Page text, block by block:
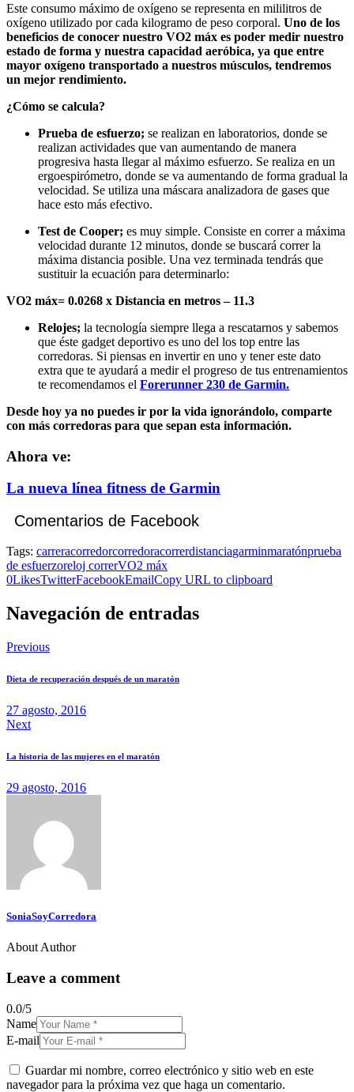
Este consumo máximo de oxígeno se representa en mililitros de
oxígeno utilizado por cada kilogramo de peso corporal. Uno de los
beneficios de conocer nuestro VO2 máx es poder medir nuestro
estado de forma y nuestra capacidad aeróbica, ya que entre
mayor oxígeno transportado a nuestros músculos, tendremos
un mejor rendimiento.
¿Cómo se calcula?
Prueba de esfuerzo; se realizan en laboratorios, donde se
realizan actividades que van aumentando de manera
progresiva hasta llegar al máximo esfuerzo. Se realiza en un
ergoespirómetro, donde se va aumentando de forma gradual la
velocidad. Se utiliza una máscara analizadora de gases que
hace esto más efectivo.
Test de Cooper; es muy simple. Consiste en correr a máxima
velocidad durante 12 minutos, donde se buscará correr la
máxima distancia posible. Una vez terminada tendrás que
sustituir la ecuación para determinarlo:
VO2 máx= 0.0268 x Distancia en metros – 11.3
Relojes; la tecnología siempre llega a rescatarnos y sabemos
que éste gadget deportivo es uno del los top entre las
corredoras. Si piensas en invertir en uno y tener este dato
extra que te ayudará a medir el progreso de tus entrenamientos
te recomendamos el Forerunner 230 de Garmin.
Desde hoy ya no puedes ir por la vida ignorándolo, comparte
con más corredoras para que sepan esta información.
Ahora ve:
La nueva línea fitness de Garmin
Comentarios de Facebook
Tags: carreracorredorcorredoracorrerdistanciagarminmaratónprueba
de esfuerzoreloj correrVO2 máx
0LikesTwitterFacebookEmailCopy URL to clipboard
Navegación de entradas
Previous
Dieta de recuperación después de un maratón
27 agosto, 2016
Next
La historia de las mujeres en el maratón
29 agosto, 2016
SoniaSoyCorredora
About Author
Leave a comment
0.0/5
Name
E-mail
Guardar mi nombre, correo electrónico y sitio web en este
navegador para la próxima vez que haga un comentario.